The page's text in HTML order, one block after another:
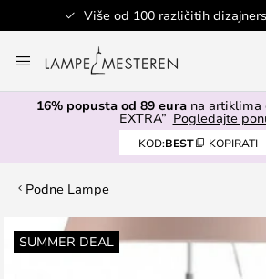
Više od 100 različitih
to
Content
16% popusta od 89 eurana artiklima
EXTRA” Pogledajte
KOD:BEST KOPIRATI
Podne Lampe
SUMMER DEAL
Skip
to